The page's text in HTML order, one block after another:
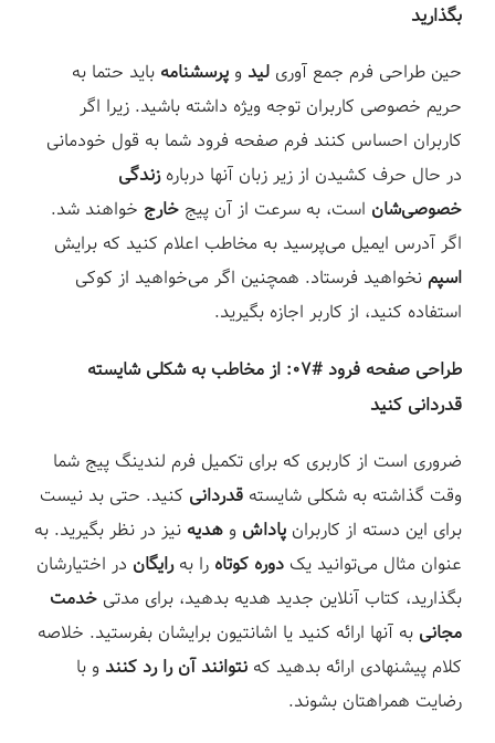
بگذارید⁣
حین طراحی فرم جمع آوری لید و پرسشنامه باید حتما به
حریم خصوصی کاربران توجه ویژه داشته باشید. زیرا اگر
کاربران احساس کنند فرم صفحه فرود شما به قول خودمانی
در حال حرف کشیدن از زیر زبان آنها دربارهزندگی
خصوصی‌شان است، به سرعت از آن پیج خارج خواهند شد.
اگر آدرس ایمیل می‌پرسید به مخاطب اعلام کنید که برایش
اسپم نخواهید فرستاد. همچنین اگر می‌خواهید از کوکی
استفاده کنید، از کاربر اجازه بگیرید.⁣
طراحی صفحه فرود #۰۷: از مخاطب به شکلی شایسته
قدردانی کنید⁣
ضروری است از کاربری که برای تکمیل فرم لندینگ پیج شما
وقت گذاشته به شکلی شایسته قدردانی کنید. حتی بد نیست
برای این دسته از کاربران پاداش و هدیه نیز در نظر بگیرید. به
عنوان مثال می‌توانید یک دوره کوتاه را بهرایگان در اختیارشان
بگذارید، کتاب آنلاین جدید هدیه بدهید، برای مدتی خدمت
مجانی به آنها ارائه کنید یا اشانتیون برایشان بفرستید. خلاصه
کلام پیشنهادی ارائه بدهید که نتوانند آن را رد کنند و با
رضایت همراهتان بشوند.⁣